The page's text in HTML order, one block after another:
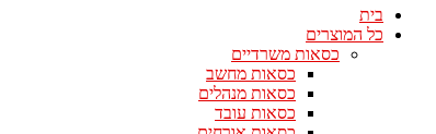
בית
כל המוצרים
כסאות משרדיים
כסאות מחשב
כסאות מנהלים
כסאות עובד